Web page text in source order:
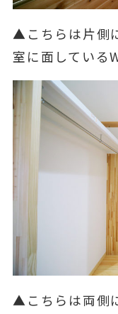
▲こちらは片側
室に面している
▲こちらは両側